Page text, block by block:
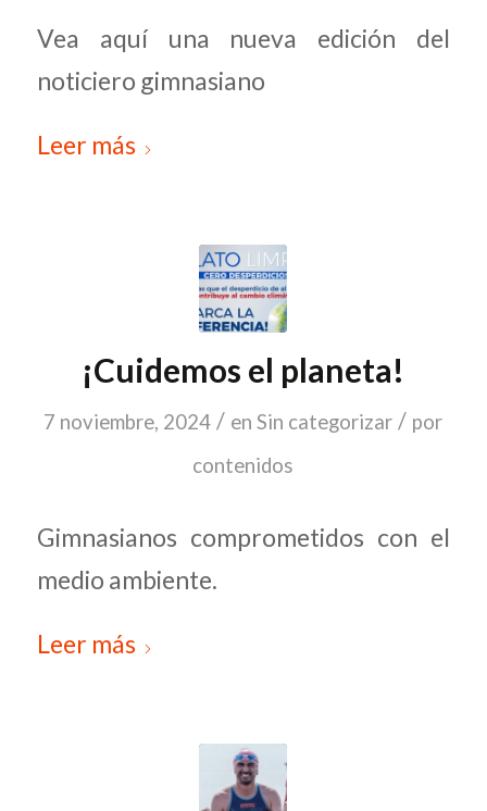
Vea aquí una nueva edición del
noticiero gimnasiano
Leer más
¡Cuidemos el planeta!
7 noviembre, 2024 / enSin categorizar / por
contenidos
Gimnasianos comprometidos con el
medio ambiente.
Leer más